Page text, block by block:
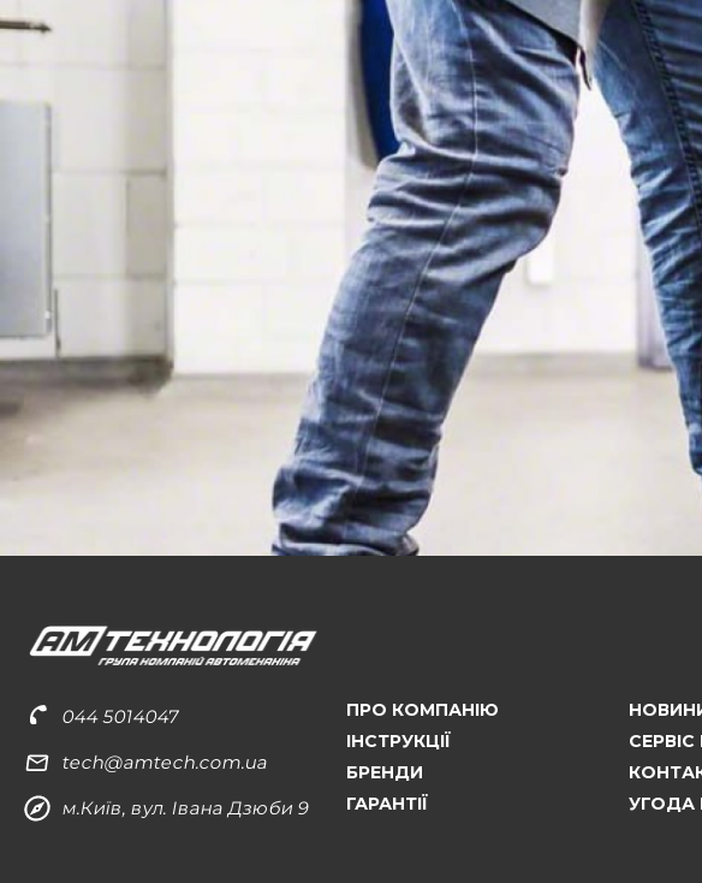
044 5014047
tech@amtech.com.ua
м.Київ, вул. Івана Дзюби 9
ПРО КОМПАНІЮ
ІНСТРУКЦІЇ
БРЕНДИ
ГАРАНТІЇ
УГОДА